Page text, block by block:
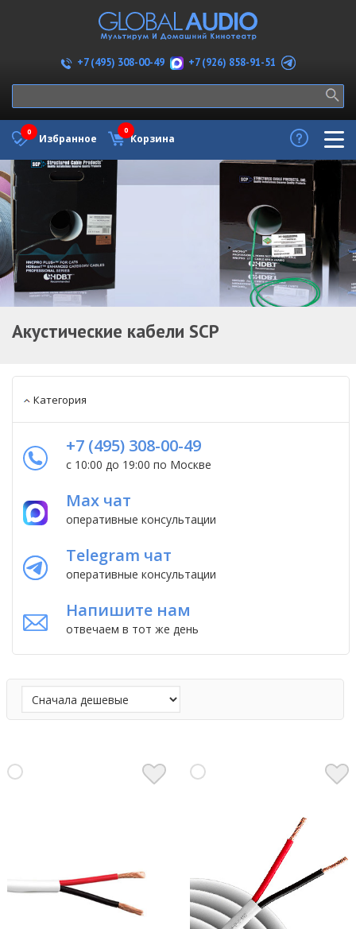
+7 (495) 308-00-49 +7 (926) 858-91-51
Избранное
0
Корзина
0
Акустические кабели SCP
Категория
+7 (495) 308-00-49
с 10:00 до 19:00 по Москве
Max чат
оперативные консультации
Telegram чат
оперативные консультации
Напишите нам
отвечаем в тот же день